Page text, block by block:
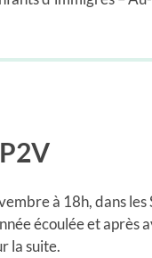
à 18h, dans les
écoulée et après
la suite.